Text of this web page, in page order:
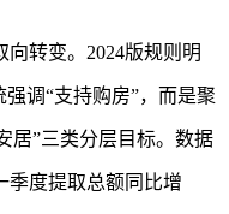
转变。2024版规则明
调“支持购房”，而是聚
居”三类分层目标。数据
季度提取总额同比增